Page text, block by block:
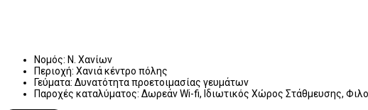
Νομός: Ν. Χανίων
Περιοχή: Χανιά κέντρο πόλης
Γεύματα: Δυνατότητα προετοιμασίας γευμάτων
Παροχές καταλύματος: Δωρεάν Wi-fi, Ιδιωτικός Χώρος Στάθμευσης,